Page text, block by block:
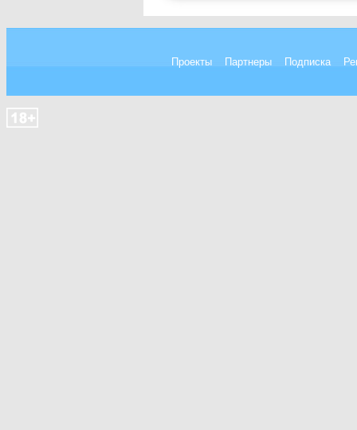
Проекты Партнеры Подписка